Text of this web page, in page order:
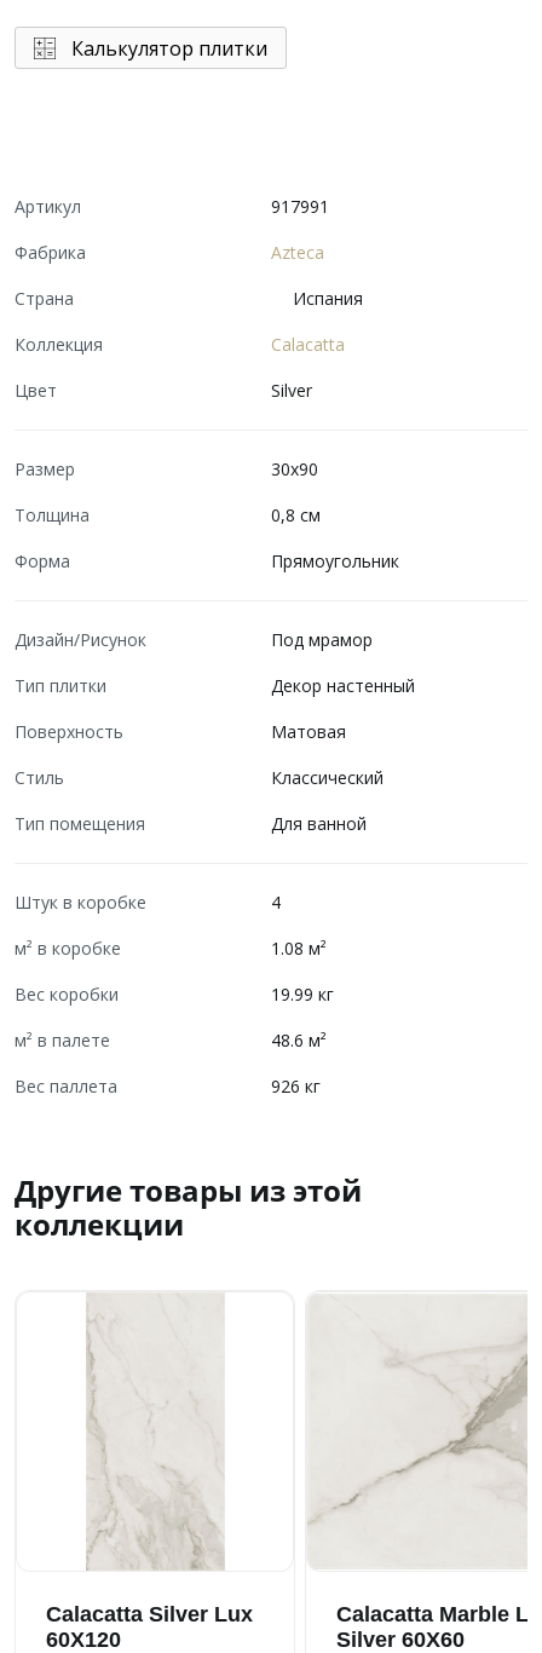
Калькулятор плитки
Артикул
917991
Фабрика
Azteca
Страна
Испания
Коллекция
Calacatta
Цвет
Silver
Размер
30x90
Толщина
0,8 см
Форма
Прямоугольник
Дизайн/Рисунок
Под мрамор
Тип плитки
Декор настенный
Поверхность
Матовая
Стиль
Классический
Тип помещения
Для ванной
Штук в коробке
4
м² в коробке
1.08 м²
Вес коробки
19.99 кг
м² в палете
48.6 м²
Вес паллета
926 кг
Другие товары из этой
коллекции
Calacatta Silver Lux
60X120
Calacatta Marble
Silver 60X60